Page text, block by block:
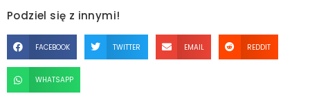
Podziel się z innymi!
FACEBOOK TWITTER EMAIL REDDIT
WHATSAPP